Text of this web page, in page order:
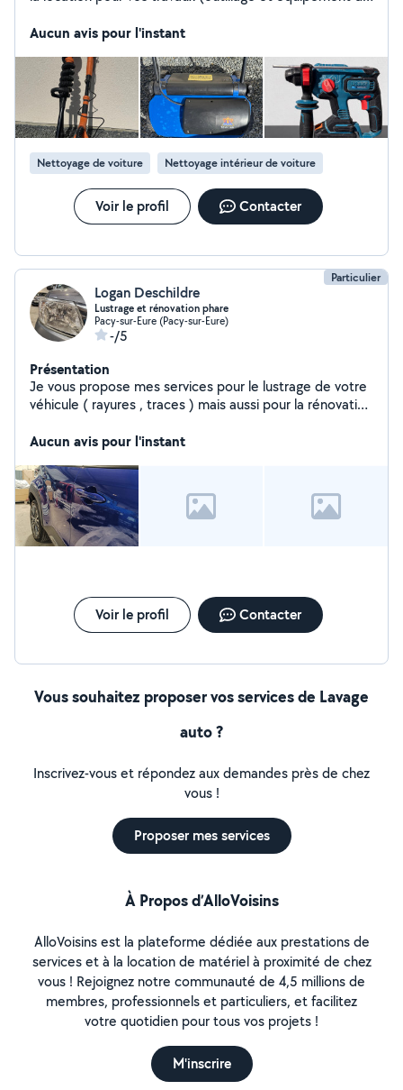
apporter des conseils techniques et un coup de main si
Aucun avis pour l'instant
Nettoyage de voiture Nettoyage intérieur de voiture
Voir le profil Contacter
Particulier
Logan Deschildre
Lustrage et rénovation phare
Pacy-sur-Eure (Pacy-sur-Eure)
-/5
Présentation
Je vous propose mes services pour le lustrage de votre
véhicule ( rayures , traces ) mais aussi pour la rénovation
Aucun avis pour l'instant
Voir le profil Contacter
Vous souhaitez proposer vos services de Lavage
auto ?
Inscrivez-vous et répondez aux demandes près de chez
vous !
Proposer mes services
À Propos d’AlloVoisins
AlloVoisins est la plateforme dédiée aux prestations de
services et à la location de matériel à proximité de chez
vous ! Rejoignez notre communauté de 4,5 millions de
membres, professionnels et particuliers, et facilitez
votre quotidien pour tous vos projets !
M'inscrire